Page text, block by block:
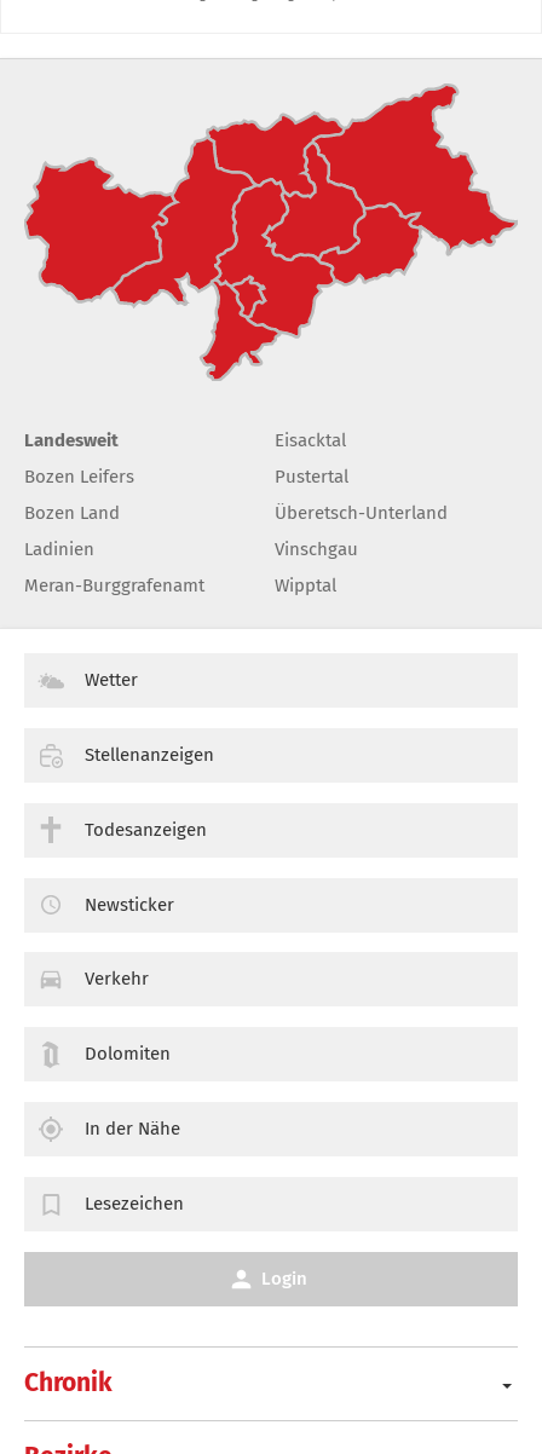
Landesweit
Bozen Leifers
Bozen Land
Ladinien
Meran-Burggrafenamt
Eisacktal
Pustertal
Überetsch-Unterland
Vinschgau
Wipptal
Chronik
Wetter
Stellenanzeigen
Todesanzeigen
Newsticker
Verkehr
Dolomiten
In der Nähe
Lesezeichen
Login